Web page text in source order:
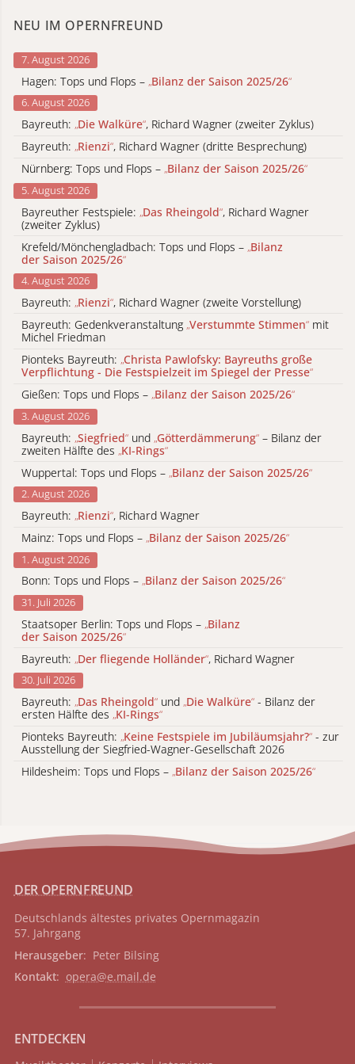
NEU IM OPERNFREUND
7. August 2026
Hagen: Tops und Flops – „Bilanz der Saison 2025/26“
6. August 2026
Bayreuth: „Die Walküre“, Richard Wagner (zweiter Zyklus)
Bayreuth: „Rienzi“, Richard Wagner (dritte Besprechung)
Nürnberg: Tops und Flops – „Bilanz der Saison 2025/26“
5. August 2026
Bayreuther Festspiele: „Das Rheingold“, Richard Wagner
(zweiter Zyklus)
Krefeld/Mönchengladbach: Tops und Flops – „Bilanz
der Saison 2025/26“
4. August 2026
Bayreuth: „Rienzi“, Richard Wagner (zweite Vorstellung)
Bayreuth: Gedenkveranstaltung „Verstummte Stimmen“ mit
Michel Friedman
Pionteks Bayreuth: „Christa Pawlofsky: Bayreuths große
Verpflichtung - Die Festspielzeit im Spiegel der Presse“
Gießen: Tops und Flops – „Bilanz der Saison 2025/26“
3. August 2026
Bayreuth: „Siegfried“ und „Götterdämmerung“ – Bilanz der
zweiten Hälfte des „KI-Rings“
Wuppertal: Tops und Flops – „Bilanz der Saison 2025/26“
2. August 2026
Bayreuth: „Rienzi“, Richard Wagner
Mainz: Tops und Flops – „Bilanz der Saison 2025/26“
1. August 2026
Bonn: Tops und Flops – „Bilanz der Saison 2025/26“
31. Juli 2026
Staatsoper Berlin: Tops und Flops – „Bilanz
der Saison 2025/26“
Bayreuth: „Der fliegende Holländer“, Richard Wagner
30. Juli 2026
Bayreuth: „Das Rheingold“ und „Die Walküre“ - Bilanz der
ersten Hälfte des „KI-Rings“
Pionteks Bayreuth: „Keine Festspiele im Jubiläumsjahr?“ - zur
Ausstellung der Siegfried-Wagner-Gesellschaft 2026
Hildesheim: Tops und Flops – „Bilanz der Saison 2025/26“
DER OPERNFREUND
Deutschlands ältestes privates Opernmagazin
57. Jahrgang
Herausgeber: Peter Bilsing
Kontakt: opera@e.mail.de
ENTDECKEN